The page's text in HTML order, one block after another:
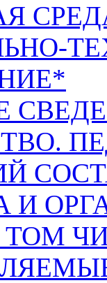
И
ТОМ